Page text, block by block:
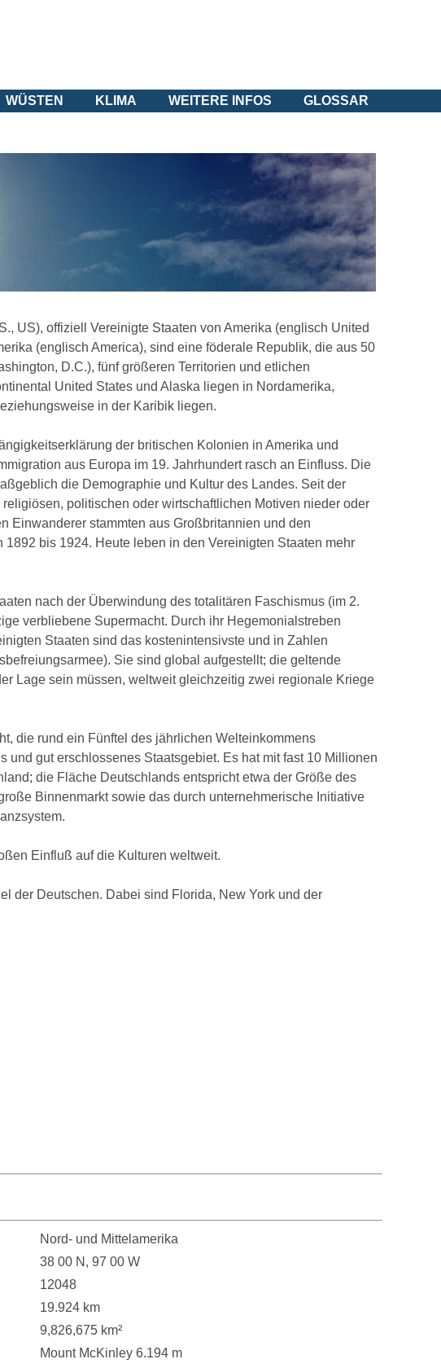
WÜSTEN KLIMA WEITERE INFOS GLOSSAR
US), offiziell Vereinigte Staaten von Amerika (englisch United
(englisch America), sind eine föderale Republik, die aus 50
D.C.), fünf größeren Territorien und etlichen
United States und Alaska liegen in Nordamerika,
in der Karibik liegen.
der britischen Kolonien in Amerika und
aus Europa im 19. Jahrhundert rasch an Einfluss. Die
die Demographie und Kultur des Landes. Seit der
politischen oder wirtschaftlichen Motiven nieder oder
Einwanderer stammten aus Großbritannien und den
bis 1924. Heute leben in den Vereinigten Staaten mehr
nach der Überwindung des totalitären Faschismus (im 2.
verbliebene Supermacht. Durch ihr Hegemonialstreben
Staaten sind das kostenintensivste und in Zahlen
Sie sind global aufgestellt; die geltende
Lage sein müssen, weltweit gleichzeitig zwei regionale Kriege
die rund ein Fünftel des jährlichen Welteinkommens
und gut erschlossenes Staatsgebiet. Es hat mit fast 10 Millionen
die Fläche Deutschlands entspricht etwa der Größe des
Binnenmarkt sowie das durch unternehmerische Initiative
Einfluß auf die Kulturen weltweit.
der Deutschen. Dabei sind Florida, New York und der
Nord- und Mittelamerika
38 00 N, 97 00 W
12048
19.924 km
9,826,675 km²
Mount McKinley 6.194 m